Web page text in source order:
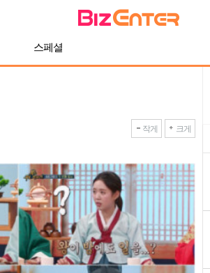
스페셜
작게 크게